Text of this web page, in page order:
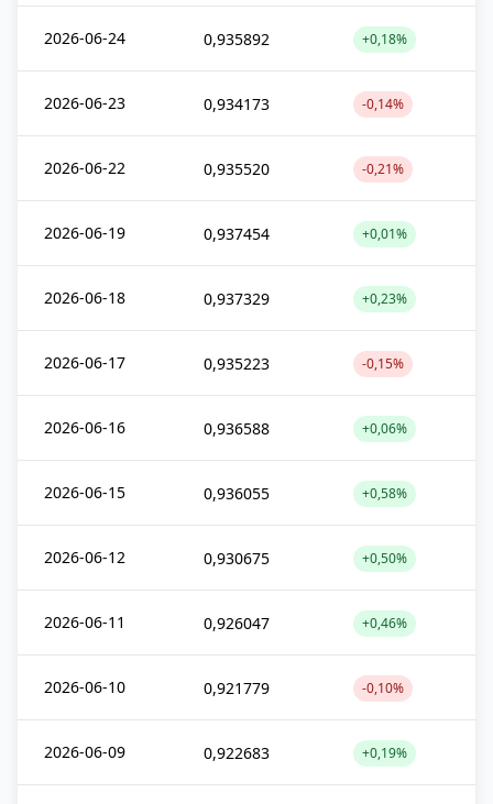
2026-06-24 0,935892 +0,18%
2026-06-23 0,934173 -0,14%
2026-06-22 0,935520 -0,21%
2026-06-19 0,937454 +0,01%
2026-06-18 0,937329 +0,23%
2026-06-17 0,935223 -0,15%
2026-06-16 0,936588 +0,06%
2026-06-15 0,936055 +0,58%
2026-06-12 0,930675 +0,50%
2026-06-11 0,926047 +0,46%
2026-06-10 0,921779 -0,10%
2026-06-09 0,922683 +0,19%